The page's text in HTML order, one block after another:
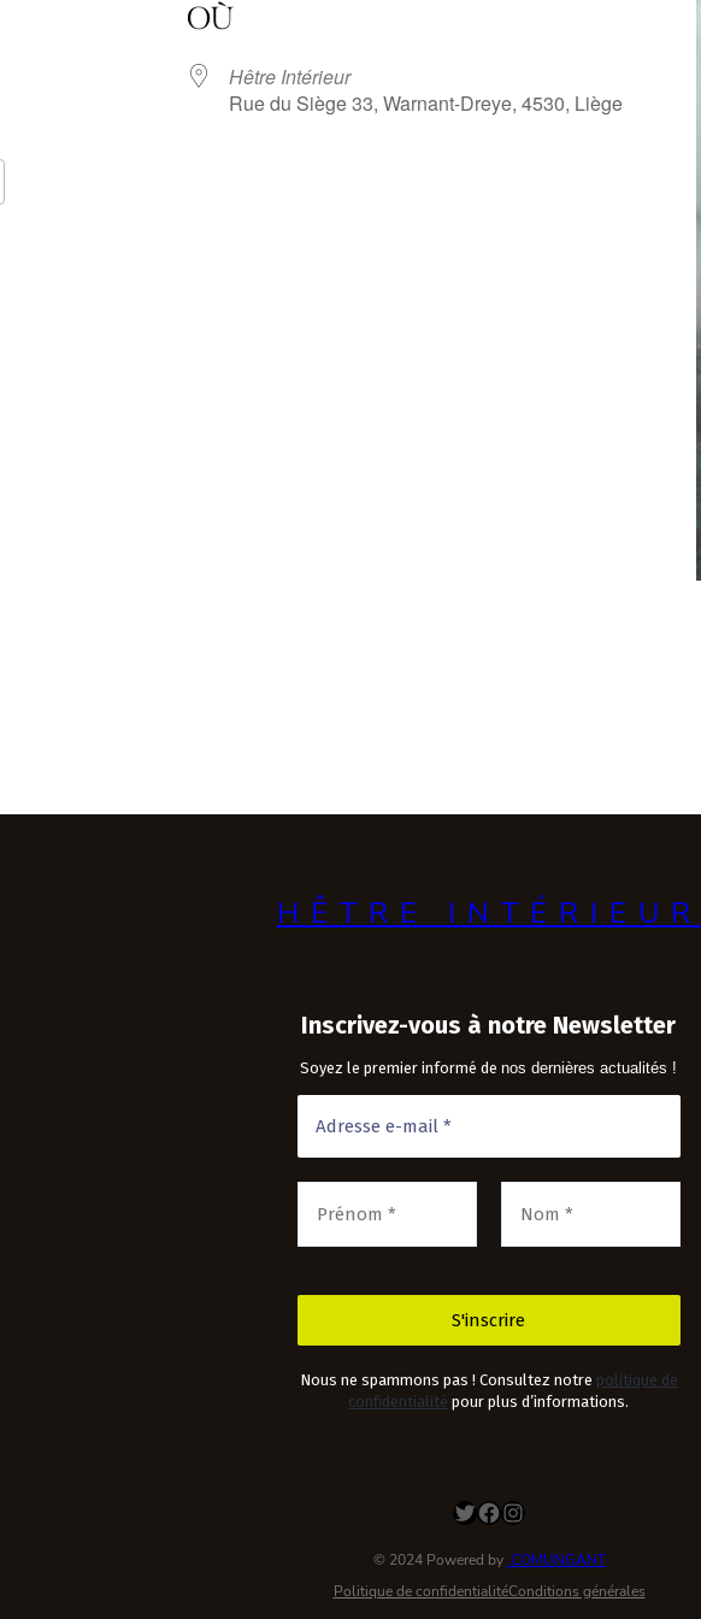
Office 365
OÙ
Hêtre Intérieur
Rue du Siège 33, Warnant-Dreye, 4530, Liège
HÊTRE INTÉRIEUR
Inscrivez-vous à notre Newsletter
Soyez le premier informé denos dernières actualités !
Nous ne spammons pas ! Consultez notre politique de
confidentialité pour plus d’informations.
Twitter Facebook Instagram
© 2024 Powered by.COMUNGANT
Politique de confidentialitéConditions générales